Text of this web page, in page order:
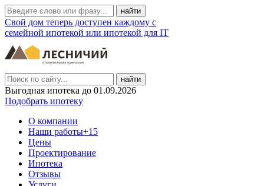
Свой дом теперь доступен каждому с
семейной ипотекой или ипотекой для IT
найти
Выгодная ипотека до 01.09.2026
Подобрать ипотеку
О компании
Наши работы+15
Цены
Проектирование
Ипотека
Отзывы